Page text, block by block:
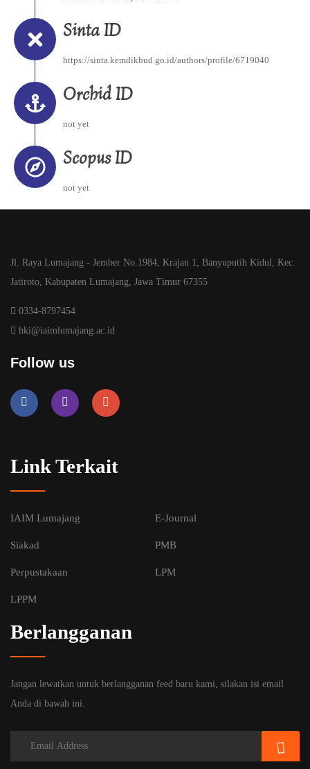
Sinta ID
https://sinta.kemdikbud.go.id/authors/profile/6719040
Orchid ID
not yet
Scopus ID
not yet
Jl. Raya Lumajang - Jember No.1984, Krajan 1, Banyuputih Kidul, Kec.
Jatiroto, Kabupaten Lumajang, Jawa Timur 67355
0334-8797454
hki@iaimlumajang.ac.id
Follow us
Link Terkait
IAIM Lumajang E-Journal
Siakad PMB
Perpustakaan LPM
LPPM
Berlangganan
Jangan lewatkan untuk berlangganan feed baru kami, silakan isi email
Anda di bawah ini.